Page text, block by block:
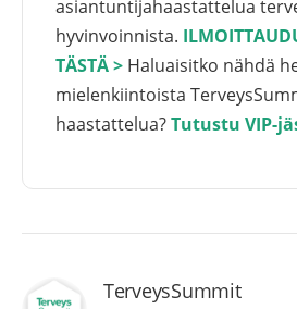
asiantuntijahaastattelua
hyvinvoinnista.
TÄSTÄ > Haluaisitko nähdä
mielenkiintoista
haastattelua?Tutustu VIP-
TerveysSummit